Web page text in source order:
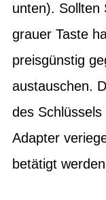
unten). Sollten
grauer Taste
preisgünstig
austauschen.
des
Adapter
betätigt